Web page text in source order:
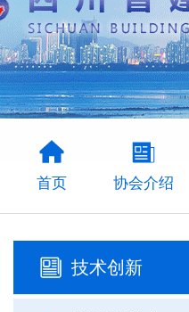
首页 协会介绍
技术创新